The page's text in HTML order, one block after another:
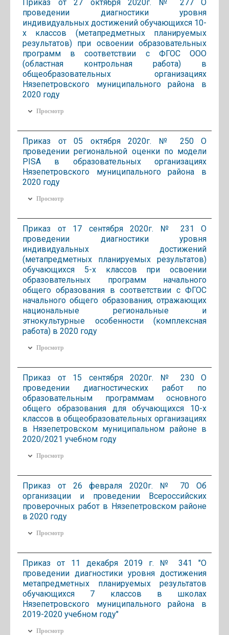
Приказ от 27 октября 2020г. № 277 О
проведении диагностики уровня
индивидуальных достижений обучающихся 10-
х классов (метапредметных планируемых
результатов) при освоении образовательных
программ в соответствии с ФГОС ООО
(областная контрольная работа) в
общеобразовательных организациях
Нязепетровского муниципального района в
2020 году
Просмотр
Приказ от 05 октября 2020г. № 250 О
проведении региональной оценки по модели
PISA в образовательных организациях
Нязепетровского муниципального района в
2020 году
Просмотр
Приказ от 17 сентября 2020г. № 231 О
проведении диагностики уровня
индивидуальных достижений
(метапредметных планируемых результатов)
обучающихся 5-х классов при освоении
образовательных программ начального
общего образования в соответствии с ФГОС
начального общего образования, отражающих
национальные региональные и
этнокультурные особенности (комплексная
работа) в 2020 году
Просмотр
Приказ от 15 сентября 2020г. № 230 О
проведении диагностических работ по
образовательным программам основного
общего образования для обучающихся 10-х
классов в общеобразовательных организациях
в Нязепетровском муниципальном районе в
2020/2021 учебном году
Просмотр
Приказ от 26 февраля 2020г. № 70 Об
организации и проведении Всероссийских
проверочных работ в Нязепетровском районе
в 2020 году
Просмотр
Приказ от 11 декабря 2019 г. № 341 "О
проведении диагностики уровня достижения
метапредметных планируемых результатов
обучающихся 7 классов в школах
Нязепетровского муниципального района в
2019-2020 учебном году"
Просмотр